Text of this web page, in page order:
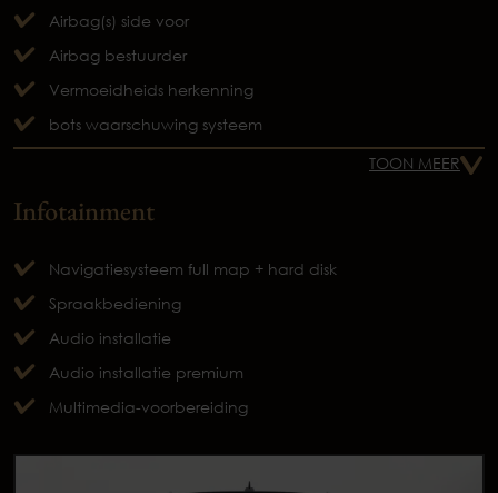
Airbag(s) side voor
Airbag bestuurder
Vermoeidheids herkenning
bots waarschuwing systeem
TOON MEER
Infotainment
Navigatiesysteem full map + hard disk
Spraakbediening
Audio installatie
Audio installatie premium
Multimedia-voorbereiding